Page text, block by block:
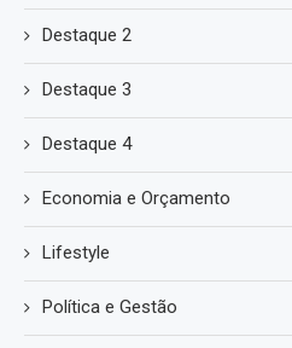
Destaque 2
Destaque 3
Destaque 4
Economia e Orçamento
Lifestyle
Política e Gestão